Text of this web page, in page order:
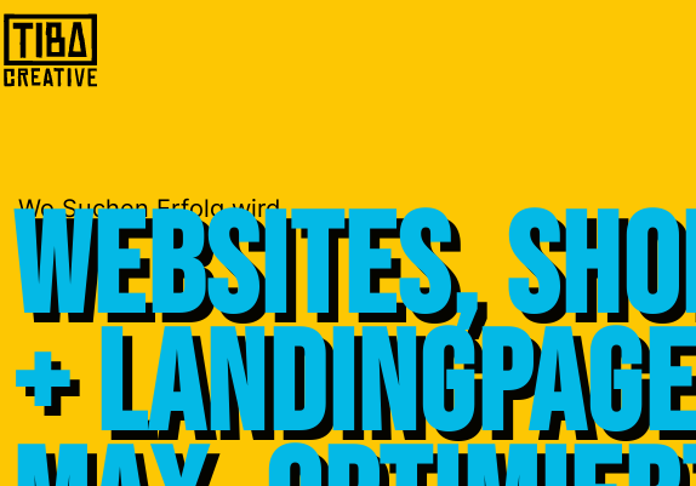
Wo Suchen Erfolg wird
Websites,
+